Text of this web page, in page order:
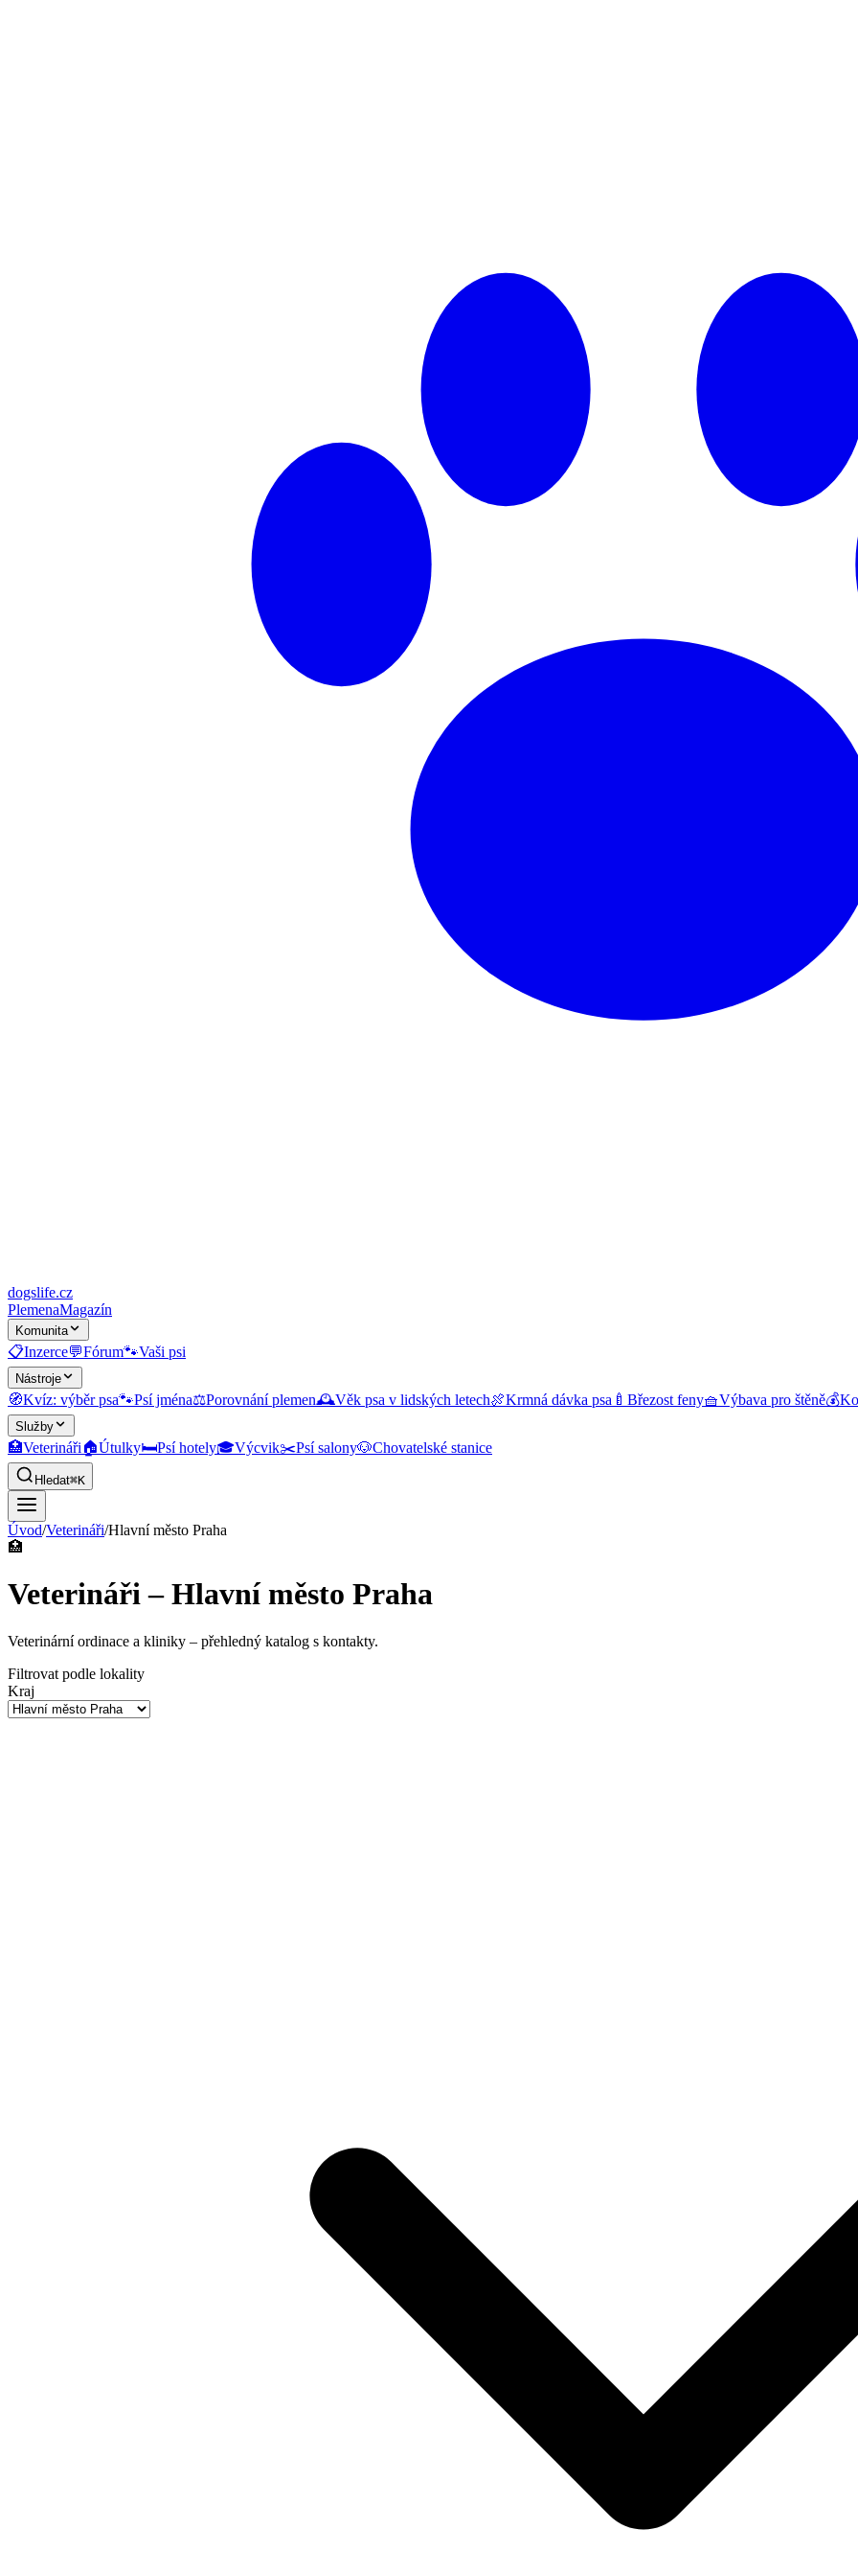
dogslife.cz
PlemenaMagazín
Komunita
📋Inzerce💬Fórum🐾Vaši psi
Nástroje
🧭Kvíz: výběr psa🐾Psí jména⚖️Porovnání plemen🕰️Věk psa v lidských letech🍖Krmná dávka psa 🍼 Březost feny🧺Výbava pro štěně💰
Služby
🏥Veterináři🏠Útulky🛏️Psí hotely🎓Výcvik✂️Psí salony🐶Chovatelské stanice
Hledat⌘K
Úvod/Veterináři/Hlavní město Praha
🏥
Veterináři – Hlavní město Praha
Veterinární ordinace a kliniky – přehledný katalog s kontakty.
Filtrovat podle lokality
Kraj